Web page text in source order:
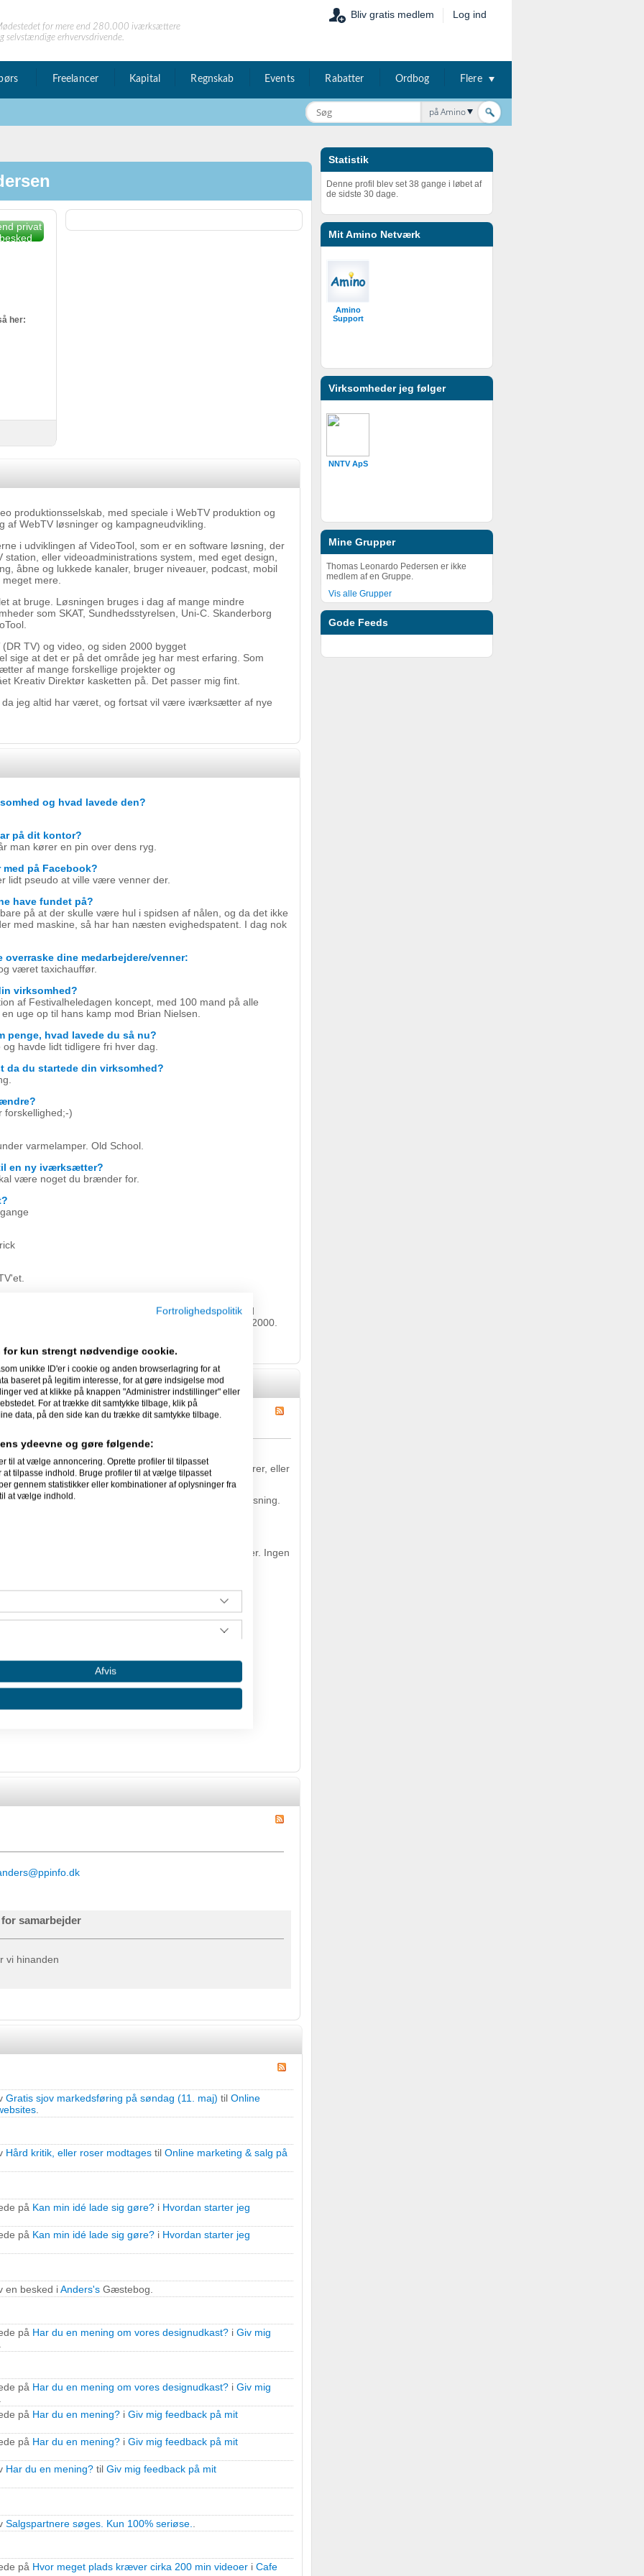
for mere end 280.000 iværksættere
selvstændige erhvervsdrivende.
Bliv gratis medlem Log ind
Freelancer Kapital Regnskab Events Rabatter Ordbog Flere
på Amino
Statistik
Denne profil blev set 38 gange i løbet af
de sidste 30 dage.
Mit Amino Netværk
Amino
Support
Virksomheder jeg følger
NNTV ApS
Mine Grupper
Thomas Leonardo Pedersen er ikke
medlem af en Gruppe.
Vis alle Grupper
Gode Feeds
privat
her:
produktionsselskab, med speciale i WebTV produktion og
af WebTV løsninger og kampagneudvikling.
i udviklingen af VideoTool, som er en software løsning, der
eller videoadministrations system, med eget design,
åbne og lukkede kanaler, bruger niveauer, podcast, mobil
mere.
at bruge. Løsningen bruges i dag af mange mindre
som SKAT, Sundhedsstyrelsen, Uni-C. Skanderborg
TV) og video, og siden 2000 bygget
sige at det er på det område jeg har mest erfaring. Som
af mange forskellige projekter og
Kreativ Direktør kasketten på. Det passer mig fint.
da jeg altid har været, og fortsat vil være iværksætter af nye
og hvad lavede den?
på dit kontor?
man kører en pin over dens ryg.
på Facebook?
lidt pseudo at ville være venner der.
have fundet på?
på at der skulle være hul i spidsen af nålen, og da det ikke
med maskine, så har han næsten evighedspatent. I dag nok
dine medarbejdere/venner:
været taxichauffør.
virksomhed?
af Festivalheledagen koncept, med 100 mand på alle
uge op til hans kamp mod Brian Nielsen.
penge, hvad lavede du så nu?
havde lidt tidligere fri hver dag.
da du startede din virksomhed?
forskellighed;-)
varmelamper. Old School.
en ny iværksætter?
være noget du brænder for.
af listen og fokuseret på at rette vores ekspertise mod
som ER vores speciale, og har været det siden 2000.
er en masse mennesker der enten selv kommunikerer, eller
Internettet.
(som vi har leveret) og vil have deres egen WebTV løsning.
så kan du blive salgspartner.
og er kørende med egen WebTv station derefter. Ingen
om der er grundlag for et samarbejde.
NNTV (thomas@nntv.dk) eller her på Amino.
samarbejder
vi hinanden
Gratis sjov markedsføring på søndag (11. maj) til Online
Hård kritik, eller roser modtages til Online marketing & salg på
på Kan min idé lade sig gøre? i Hvordan starter jeg
på Kan min idé lade sig gøre? i Hvordan starter jeg
en besked iAnders's Gæstebog.
på Har du en mening om vores designudkast? i Giv mig
på Har du en mening om vores designudkast? i Giv mig
på Har du en mening? i Giv mig feedback på mit
på Har du en mening? i Giv mig feedback på mit
Har du en mening? til Giv mig feedback på mit
Salgspartnere søges. Kun 100% seriøse.
på Hvor meget plads kræver cirka 200 min videoer i Cafe
Fortrolighedspolitik
kun strengt nødvendige cookie.
unikke ID'er i cookie og anden browserlagring for at
baseret på legitim interesse, for at gøre indsigelse mod
ved at klikke på knappen "Administrer indstillinger" eller
For at trække dit samtykke tilbage, klik på
data, på den side kan du trække dit samtykke tilbage.
ydeevne og gøre følgende:
til at vælge annoncering. Oprette profiler til tilpasset
tilpasse indhold. Bruge profiler til at vælge tilpasset
gennem statistikker eller kombinationer af oplysninger fra
at vælge indhold.
oplysninger fra forskellige
Afvis